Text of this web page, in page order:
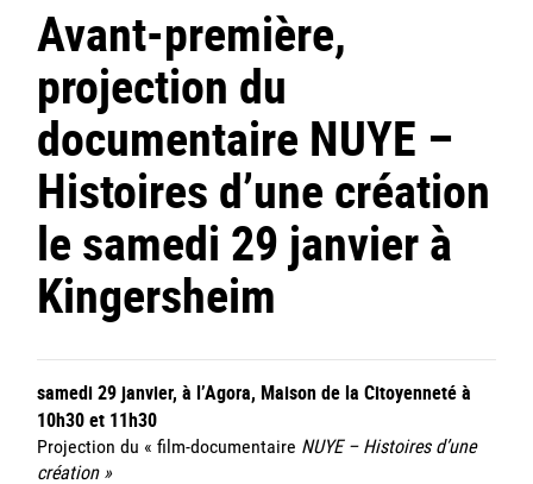
Avant-première,
projection du
documentaire NUYE –
Histoires d’une création
le samedi 29 janvier à
Kingersheim
samedi 29 janvier, à l’Agora, Maison de la Citoyenneté à
10h30 et 11h30
Projection du « film-documentaire NUYE – Histoires d’une
création »